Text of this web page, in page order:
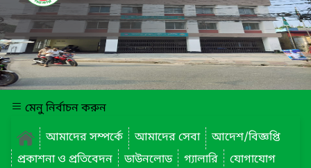
মেনু নির্বাচন করুন
আমাদের সম্পর্কে
আমাদের সেবা
আদেশ/বিজ্ঞপ্তি
প্রকাশনা ও প্রতিবেদন
ডাউনলোড গ্যালারি
যোগাযোগ